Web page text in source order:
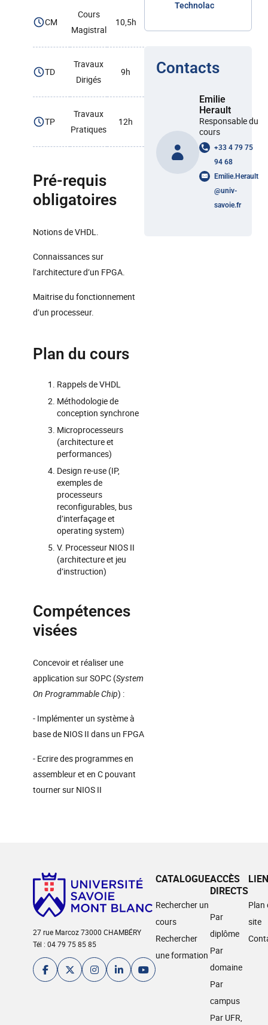
CM
Cours
Magistral
10,5h
TD
Travaux
Dirigés
9h
TP
Travaux
Pratiques
12h
Pré-requis
obligatoires
Notions de VHDL.
Connaissances sur
l’architecture d’un FPGA.
Maitrise du fonctionnement
d’un processeur.
Plan du cours
Rappels de VHDL
Méthodologie de
conception synchrone
Microprocesseurs
(architecture et
performances)
Design re-use (IP,
exemples de
processeurs
reconfigurables, bus
d’interfaçage et
operating system)
V. Processeur NIOS II
(architecture et jeu
d’instruction)
Compétences
visées
Concevoir et réaliser une
application sur SOPC (System
On Programmable Chip) :
- Implémenter un système à
base de NIOS II dans un FPGA
- Ecrire des programmes en
assembleur et en C pouvant
tourner sur NIOS II
Technolac
Contacts
Emilie
Herault
Responsable du
cours
+33 4 79 75
94 68
Emilie.Herault
@univ-
savoie.fr
27 rue Marcoz 73000 CHAMBÉRY
Tél : 04 79 75 85 85
CATALOGUE
Rechercher un
cours
Rechercher
une formation
ACCÈS
DIRECTS
Par
diplôme
Par
domaine
Par
campus
Par UFR,
Plan
site